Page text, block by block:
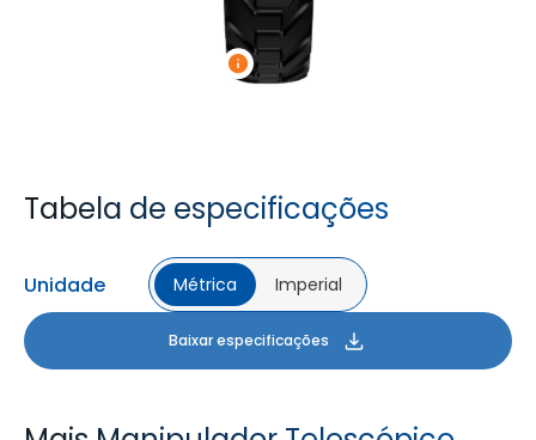
Tabela de especificações
Unidade Métrica Imperial
Baixar especificações